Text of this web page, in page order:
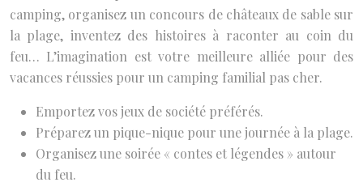
camping, organisez un concours de châteaux de sable sur
la plage, inventez des histoires à raconter au coin du
feu… L’imagination est votre meilleure alliée pour des
vacances réussies pour un camping familial pas cher.
Emportez vos jeux de société préférés.
Préparez un pique-nique pour une journée à la plage.
Organisez une soirée « contes et légendes » autour
du feu.